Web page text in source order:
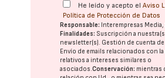
He leído y acepto elAviso
Política de Protección de Datos
Responsable: Interempresas Media,
Finalidades: Suscripción a
newsletter(s). Gestión de cuenta de
Envío de emails relacionados con la
relativos a intereses similares o
asociados.Conservación: mientras